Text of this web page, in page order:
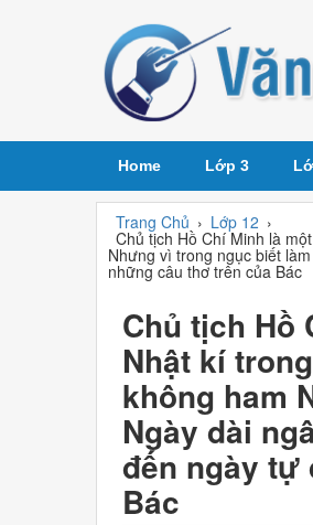
Home Lớp 3
Trang Chủ › Lớp 12 ›
Chủ tịch Hồ Chí Minh là
Nhưng vì trong ngục biết
những câu thơ trên của Bác
Chủ tịch Hồ
Nhật kí
không ham
Ngày dài
đến ngày tự
Bác